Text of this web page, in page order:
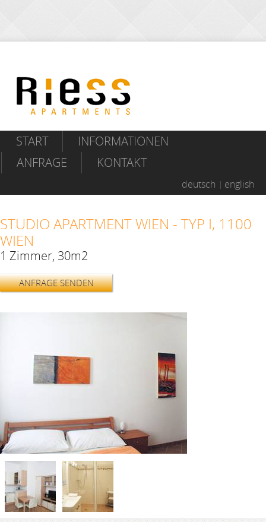
START
INFORMATIONEN
ANFRAGE
KONTAKT
deutsch english
STUDIO APARTMENT WIEN - TYP I, 1100
WIEN
1 Zimmer, 30m2
ANFRAGE SENDEN